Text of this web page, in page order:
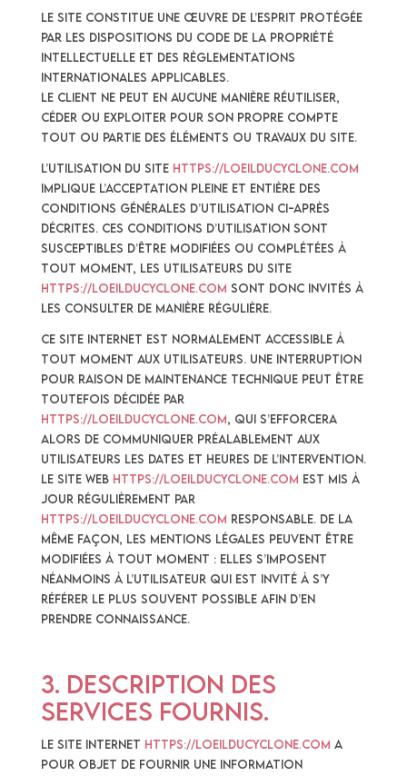
Le Site constitue une œuvre de l’esprit protégée
par les dispositions du Code de la Propriété
Intellectuelle et des Réglementations
Internationales applicables.
Le Client ne peut en aucune manière réutiliser,
céder ou exploiter pour son propre compte
tout ou partie des éléments ou travaux du Site.
L’utilisation du site https://loeilducyclone.com
implique l’acceptation pleine et entière des
conditions générales d’utilisation ci-après
décrites. Ces conditions d’utilisation sont
susceptibles d’être modifiées ou complétées à
tout moment, les utilisateurs du site
https://loeilducyclone.com sont donc invités à
les consulter de manière régulière.
Ce site internet est normalement accessible à
tout moment aux utilisateurs. Une interruption
pour raison de maintenance technique peut être
toutefois décidée par
https://loeilducyclone.com, qui s’efforcera
alors de communiquer préalablement aux
utilisateurs les dates et heures de l’intervention.
Le site web https://loeilducyclone.com est mis à
jour régulièrement par
https://loeilducyclone.com responsable. De la
même façon, les mentions légales peuvent être
modifiées à tout moment : elles s’imposent
néanmoins à l’utilisateur qui est invité à s’y
référer le plus souvent possible afin d’en
prendre connaissance.
3. Description des
services fournis.
Le site internet https://loeilducyclone.com a
pour objet de fournir une information